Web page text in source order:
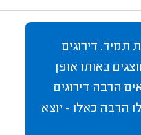
תמיד. דירוגים
באותו אופן
הרבה דירוגים
הרבה כאלו - יוצא